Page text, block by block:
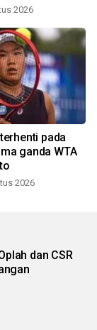
2026
pada
ganda WTA
2026
dan CSR